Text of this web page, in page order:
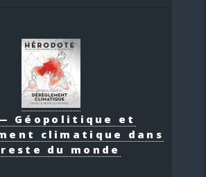
Géopolitique et
climatique dans
du monde